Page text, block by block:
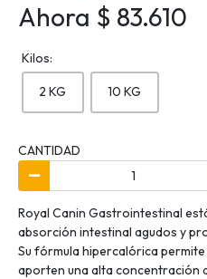
Ahora $ 83.610
Kilos:
2 KG 10 KG
CANTIDAD
Royal Canin Gastrointestinal
absorción intestinal agudos y
Su fórmula hipercalórica
aporten una alta concentración